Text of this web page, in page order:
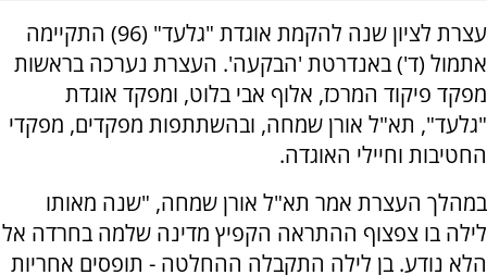
עצרת לציון שנה להקמת אוגדת "גלעד" (96) התקיימה
אתמול (ד') באנדרטת 'הבקעה'. העצרת נערכה בראשות
מפקד פיקוד המרכז, אלוף אבי בלוט, ומפקד אוגדת
"גלעד", תא"ל אורן שמחה, ובהשתתפות מפקדים, מפקדי
החטיבות וחיילי האוגדה.
במהלך העצרת אמר תא"ל אורן שמחה, "שנה מאותו
לילה בו צפצוף ההתראה הקפיץ מדינה שלמה בחרדה אל
הלא נודע. בן לילה התקבלה ההחלטה - תופסים אחריות